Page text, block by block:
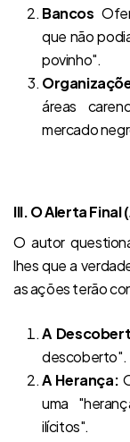
Bancos
que não
povinho".
áreas
mercado
III. O Alerta
O autor
lhes que a
as ações terão
A
descoberto".
A Herança:
uma
ilícitos".